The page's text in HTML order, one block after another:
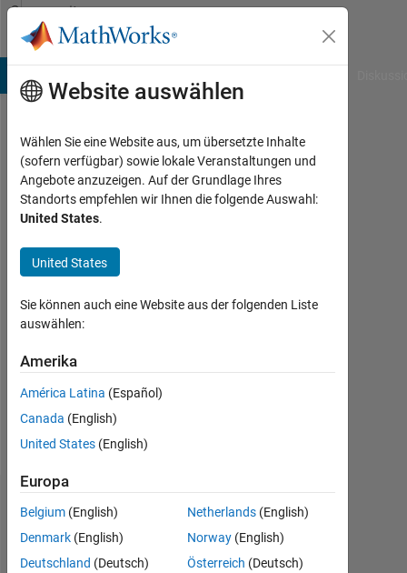
Weiter zum Inhalt
Community
Profile
Peter
Reinprecht
Aktiv
2016
Followers:
Following:
0
Follow
Dashboard
Statistik
Website auswählen
Wählen Sie eine Website aus, um übersetzte Inhalte
(sofern verfügbar) sowie lokale Veranstaltungen und
Angebote anzuzeigen. Auf der Grundlage Ihres
Standorts empfehlen wir Ihnen die folgende Auswahl:
United States.
United States
Sie können auch eine Website aus der folgenden Liste
auswählen:
Amerika
América Latina (Español)
Canada (English)
United States (English)
Europa
Belgium (English)
Denmark (English)
Deutschland (Deutsch)
Netherlands (English)
Norway (English)
Österreich (Deutsch)